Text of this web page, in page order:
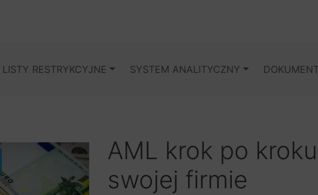
LISTY RESTRYKCYJNE SYSTEM ANALITYCZNY
AML krok po
swojej firmie